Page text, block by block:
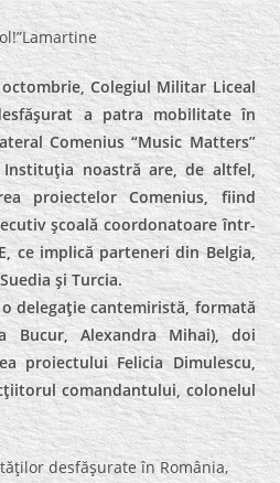
Colegiul Militar Liceal
a patra mobilitate în
Comenius “Music Matters”
Instituţia noastră are, de altfel,
proiectelor Comenius, fiind
şcoală coordonatoare într-
ce implică parteneri din Belgia,
şi Turcia.
delegaţie cantemiristă, formată
Bucur, Alexandra Mihai), doi
proiectului Felicia Dimulescu,
comandantului, colonelul
desfăşurate în România,